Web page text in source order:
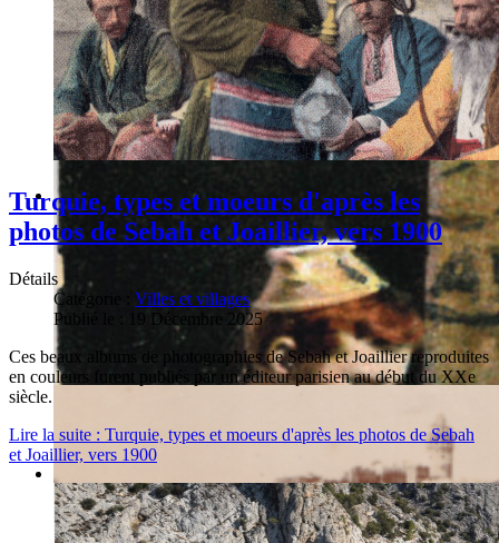
Turquie, types et moeurs d'après les
photos de Sebah et Joaillier, vers 1900
Détails
Catégorie : Villes et villages
Publié le : 19 Décembre 2025
Ces beaux albums de photographies de Sebah et Joaillier reproduites
en couleurs furent publiés par un éditeur parisien au début du XXe
siècle.
Lire la suite : Turquie, types et moeurs d'après les photos de Sebah
et Joaillier, vers 1900